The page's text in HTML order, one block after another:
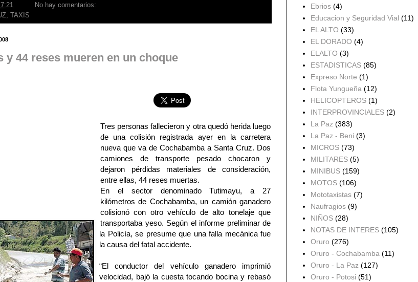
7:21
No hay comentarios:
, TAXIS
y 44 reses mueren en un choque
Tres personas fallecieron y otra quedó herida luego
de una colisión registrada ayer en la carretera
nueva que va de Cochabamba a Santa Cruz. Dos
camiones de transporte pesado chocaron y
dejaron pérdidas materiales de consideración,
entre ellas, 44 reses muertas.
En el sector denominado Tutimayu, a 27
kilómetros de Cochabamba, un camión ganadero
colisionó con otro vehículo de alto tonelaje que
transportaba yeso. Según el informe preliminar de
la Policía, se presume que una falla mecánica fue
la causa del fatal accidente.
“El conductor del vehículo ganadero imprimió
velocidad, bajó la cuesta tocando bocina y rebasó
Ebrios (4)
Educacion y Seguridad Vial (11)
EL ALTO (33)
EL DORADO (4)
ELALTO (3)
ESTADISTICAS (85)
Expreso Norte (1)
Flota Yungueña (12)
HELICOPTEROS (1)
INTERPROVINCIALES (2)
La Paz (383)
La Paz - Beni (3)
MICROS (73)
MILITARES (5)
MINIBUS (159)
MOTOS (106)
Mototaxistas (7)
Naufragios (9)
NIÑOS (28)
NOTAS DE INTERES (105)
Oruro (276)
Oruro - Cochabamba (11)
Oruro - La Paz (127)
Oruro - Potosi (51)